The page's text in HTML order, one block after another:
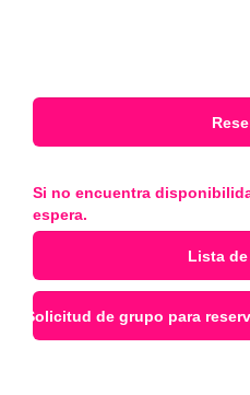
Si no encuentra
espera.